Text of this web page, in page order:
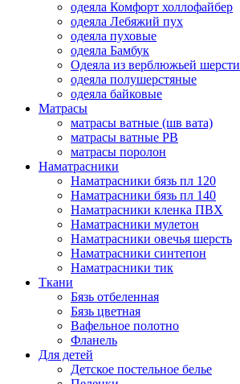
одеяла Комфорт холлофайбер
одеяла Лебяжий пух
одеяла пуховые
одеяла Бамбук
Одеяла из верблюжьей шерсти
одеяла полушерстяные
одеяла байковые
Матрасы
матрасы ватные (шв вата)
матрасы ватные РВ
матрасы поролон
Наматрасники
Наматрасники бязь пл 120
Наматрасники бязь пл 140
Наматрасники кленка ПВХ
Наматрасники мулетон
Наматрасники овечья шерсть
Наматрасники синтепон
Наматрасники тик
Ткани
Бязь отбеленная
Бязь цветная
Вафельное полотно
Фланель
Для детей
Детское постельное белье